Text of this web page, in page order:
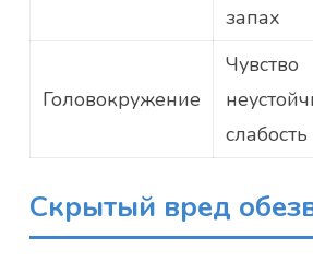
запах
Головокружение
Чувство
слабость
Скрытый вред